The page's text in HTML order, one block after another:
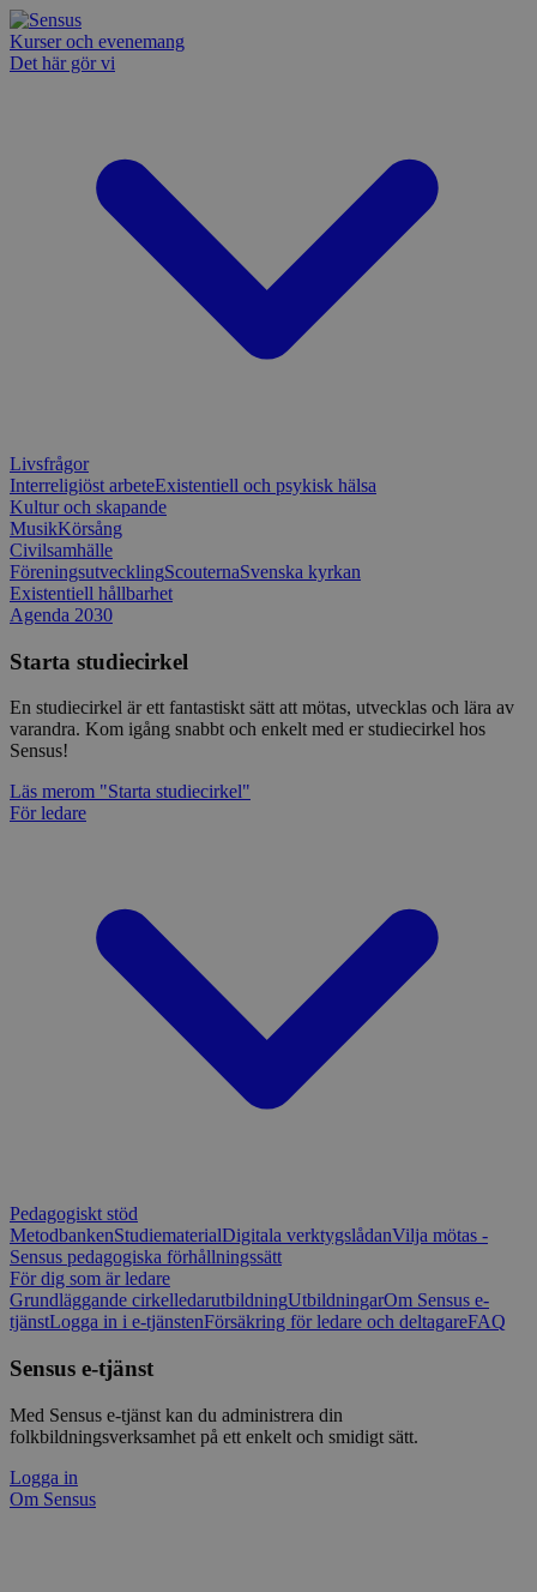
Kurser och evenemang
Det här gör vi
Livsfrågor
Interreligiöst arbeteExistentiell och psykisk hälsa
Kultur och skapande
MusikKörsång
Civilsamhälle
FöreningsutvecklingScouternaSvenska kyrkan
Existentiell hållbarhet
Agenda 2030
Starta studiecirkel
En studiecirkel är ett fantastiskt sätt att mötas, utvecklas och lära av
varandra. Kom igång snabbt och enkelt med er studiecirkel hos
Sensus!
Läs merom "Starta studiecirkel"
För ledare
Pedagogiskt stöd
MetodbankenStudiematerialDigitala verktygslådanVilja mötas -
Sensus pedagogiska förhållningssätt
För dig som är ledare
Grundläggande cirkelledarutbildningUtbildningarOm Sensus e-
tjänstLogga in i e-tjänstenFörsäkring för ledare och deltagareFAQ
Sensus e-tjänst
Med Sensus e-tjänst kan du administrera din
folkbildningsverksamhet på ett enkelt och smidigt sätt.
Logga in
Om Sensus